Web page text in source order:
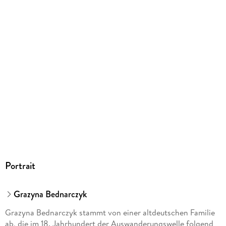
Portrait
Grazyna Bednarczyk
Grazyna Bednarczyk stammt von einer altdeutschen Familie
ab, die im 18. Jahrhundert der Auswanderungswelle folgend